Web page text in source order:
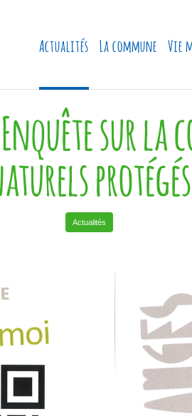
Actualités La commune Vie
sur la
protégés
Actualités